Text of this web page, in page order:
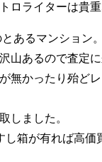
ライターは貴
あるマンション。
あるので査定に
無かったり殆どレ
しました。
箱が有れば高価